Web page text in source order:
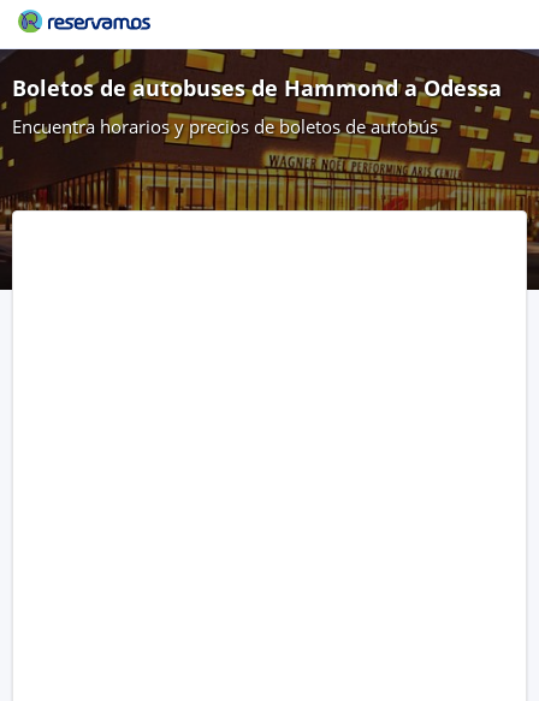
Boletos de autobuses de Hammond a Odessa
Encuentra horarios y precios de boletos de autobús